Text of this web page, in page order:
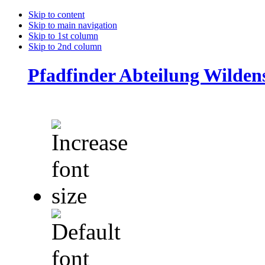
Skip to content
Skip to main navigation
Skip to 1st column
Skip to 2nd column
Pfadfinder Abteilung